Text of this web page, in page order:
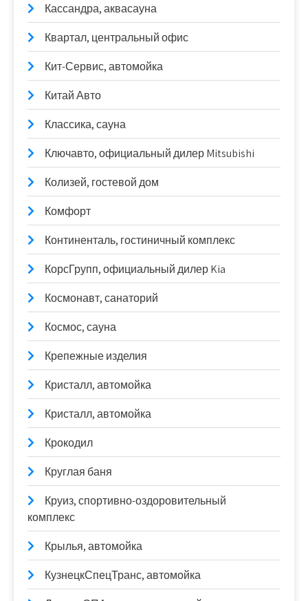
Кассандра, аквасауна
Квартал, центральный офис
Кит-Сервис, автомойка
Китай Авто
Классика, сауна
Ключавто, официальный дилер Mitsubishi
Колизей, гостевой дом
Комфорт
Континенталь, гостиничный комплекс
КорсГрупп, официальный дилер Kia
Космонавт, санаторий
Космос, сауна
Крепежные изделия
Кристалл, автомойка
Кристалл, автомойка
Крокодил
Круглая баня
Круиз, спортивно-оздоровительный
комплекс
Крылья, автомойка
КузнецкСпецТранс, автомойка